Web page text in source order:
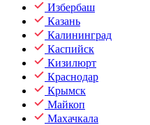
Избербаш
Казань
Калининград
Каспийск
Кизилюрт
Краснодар
Крымск
Майкоп
Махачкала